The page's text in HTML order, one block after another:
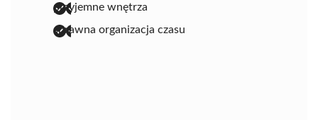
przyjemne wnętrza
sprawna organizacja czasu